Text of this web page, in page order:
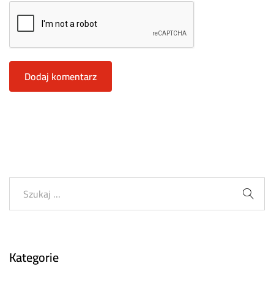
Kategorie